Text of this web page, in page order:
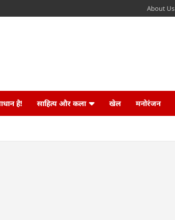
About Us
है! साहित्य और कला खेल मनोरंजन